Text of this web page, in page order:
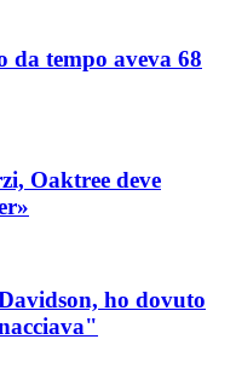
da tempo aveva 68
Oaktree deve
ho dovuto